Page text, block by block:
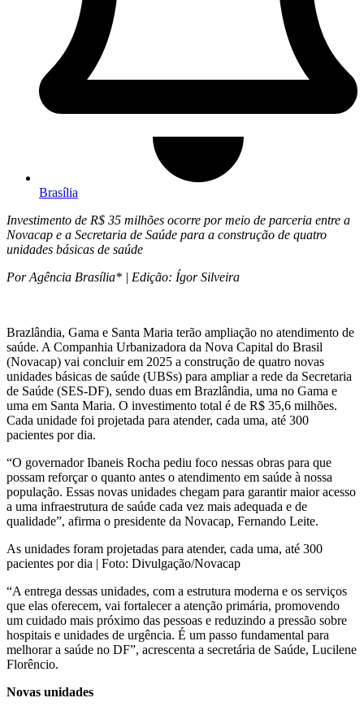
Brasília
Investimento de R$ 35 milhões ocorre por meio de parceria entre a
Novacap e a Secretaria de Saúde para a construção de quatro
unidades básicas de saúde
Por Agência Brasília* | Edição: Ígor Silveira
Brazlândia, Gama e Santa Maria terão ampliação no atendimento de
saúde. A Companhia Urbanizadora da Nova Capital do Brasil
(Novacap) vai concluir em 2025 a construção de quatro novas
unidades básicas de saúde (UBSs) para ampliar a rede da Secretaria
de Saúde (SES-DF), sendo duas em Brazlândia, uma no Gama e
uma em Santa Maria. O investimento total é de R$ 35,6 milhões.
Cada unidade foi projetada para atender, cada uma, até 300
pacientes por dia.
“O governador Ibaneis Rocha pediu foco nessas obras para que
possam reforçar o quanto antes o atendimento em saúde à nossa
população. Essas novas unidades chegam para garantir maior acesso
a uma infraestrutura de saúde cada vez mais adequada e de
qualidade”, afirma o presidente da Novacap, Fernando Leite.
As unidades foram projetadas para atender, cada uma, até 300
pacientes por dia | Foto: Divulgação/Novacap
“A entrega dessas unidades, com a estrutura moderna e os serviços
que elas oferecem, vai fortalecer a atenção primária, promovendo
um cuidado mais próximo das pessoas e reduzindo a pressão sobre
hospitais e unidades de urgência. É um passo fundamental para
melhorar a saúde no DF”, acrescenta a secretária de Saúde, Lucilene
Florêncio.
Novas unidades